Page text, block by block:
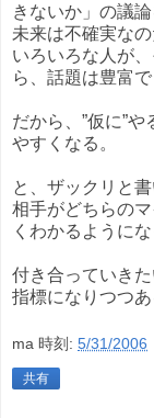
きないか」の議
未来は不確実な
いろいろな人が
ら、話題は豊富
だから、”仮に”
やすくなる。
と、ザックリと
相手がどちらの
くわかるように
付き合っていき
指標になりつつあ
ma 時刻: 5/31/2006
共有